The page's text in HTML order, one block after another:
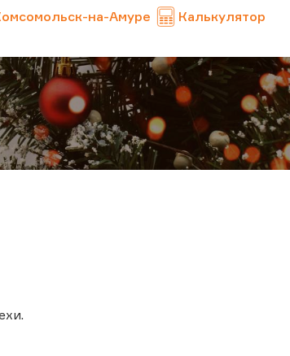
на-Амуре Калькулятор